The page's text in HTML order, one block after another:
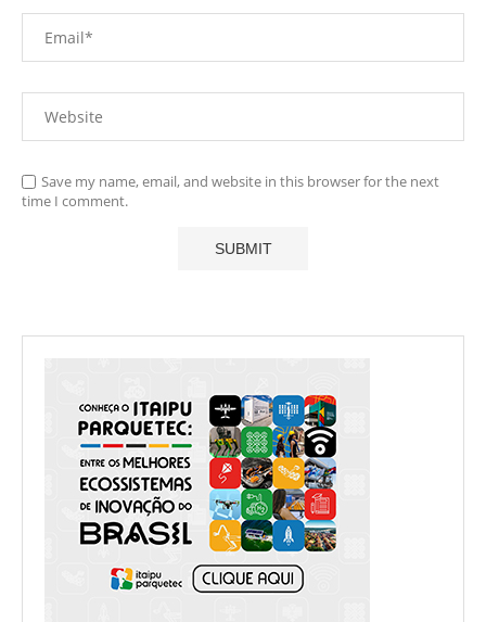
Save my name, email, and website in this browser for the next
time I comment.